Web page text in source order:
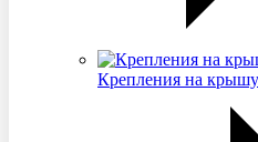
Крепления на